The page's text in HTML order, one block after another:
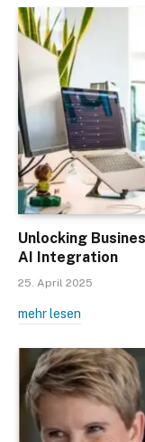
Unlocking
AI Integration
25. April 2025
mehr lesen